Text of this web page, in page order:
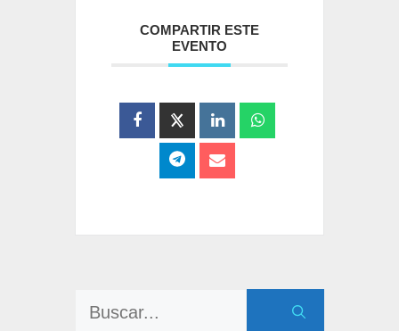
COMPARTIR ESTE
EVENTO